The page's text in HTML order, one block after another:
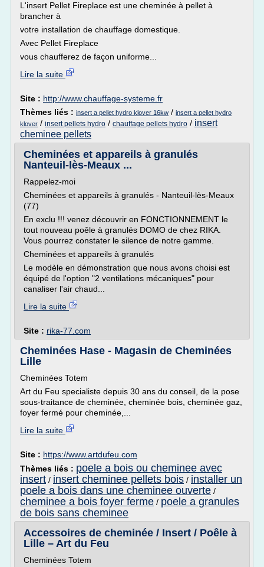
L'insert Pellet Fireplace est une cheminée à pellet à
brancher à
votre installation de chauffage domestique.
Avec Pellet Fireplace
vous chaufferez de façon uniforme...
Lire la suite
Site : http://www.chauffage-systeme.fr
Thèmes liés : insert a pellet hydro klover 16kw / insert a pellet hydro
klover / insert pellets hydro / chauffage pellets hydro / insert
cheminee pellets
Cheminées et appareils à granulés
Nanteuil-lès-Meaux ...
Rappelez-moi
Cheminées et appareils à granulés - Nanteuil-lès-Meaux
(77)
En exclu !!! venez découvrir en FONCTIONNEMENT le
tout nouveau poêle à granulés DOMO de chez RIKA.
Vous pourrez constater le silence de notre gamme.
Cheminées et appareils à granulés
Le modèle en démonstration que nous avons choisi est
équipé de l'option "2 ventilations mécaniques" pour
canaliser l'air chaud...
Lire la suite
Site : rika-77.com
Cheminées Hase - Magasin de Cheminées
Lille
Cheminées Totem
Art du Feu specialiste depuis 30 ans du conseil, de la pose
sous-traitance de cheminée, cheminée bois, cheminée gaz,
foyer fermé pour cheminée,...
Lire la suite
Site : https://www.artdufeu.com
Thèmes liés : poele a bois ou cheminee avec
insert / insert cheminee pellets bois / installer un
poele a bois dans une cheminee ouverte /
cheminee a bois foyer ferme / poele a granules
de bois sans cheminee
Accessoires de cheminée / Insert / Poêle à
Lille – Art du Feu
Cheminées Totem